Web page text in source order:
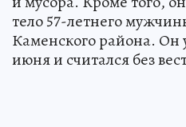
тело 57-летнего
Каменского района. Он
июня и считался без